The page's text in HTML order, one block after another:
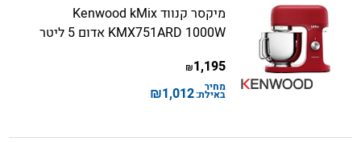
מיקסר קנווד Kenwood kMix
KMX751ARD 1000W אדום 5 ליטר
1,195
₪
מחיר
באילת:1,012
₪